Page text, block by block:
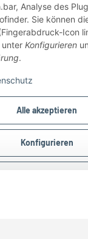
Alle akzeptieren
Konfigurieren
Analyse des
Sie können
Icon
unter Konfigurieren
.
ab 99 € innerhalb
dass es
Bewertungen